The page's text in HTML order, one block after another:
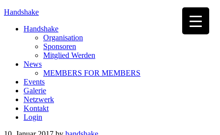
Handshake
Handshake
Organisation
Sponsoren
Mitglied Werden
News
MEMBERS FOR MEMBERS
Events
Galerie
Netzwerk
Kontakt
Login